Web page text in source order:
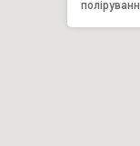
полірування